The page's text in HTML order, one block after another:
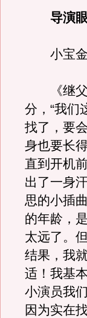
导演眼
小宝金
《继父
分，“我们
找了，要
身也要长
直到开机
出了一身
思的小插
的年龄，
太远了。
结果，我
适！我基
小演员我
因为实在